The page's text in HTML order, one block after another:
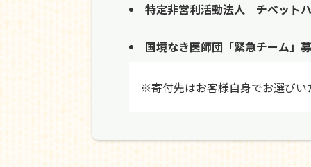
特定非営利活動法人 チベット
国境なき医師団「緊急チーム」
※寄付先はお客様自身でお選びい